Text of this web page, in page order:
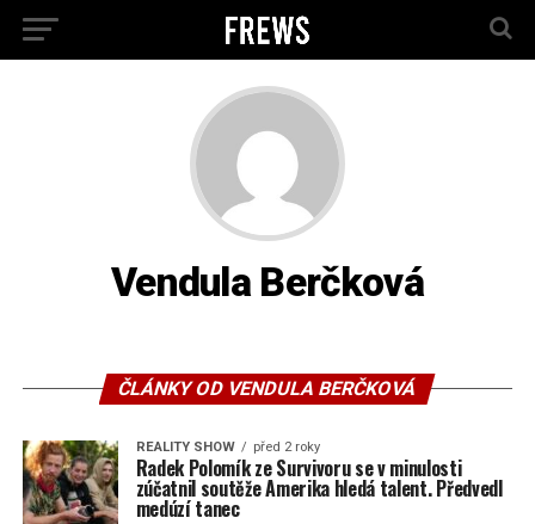
Vendula Berčková
ČLÁNKY OD VENDULA BERČKOVÁ
REALITY SHOW před 2 roky
Radek Polomík ze Survivoru se v minulosti
zúčatnil soutěže Amerika hledá talent. Předvedl
medúzí tanec